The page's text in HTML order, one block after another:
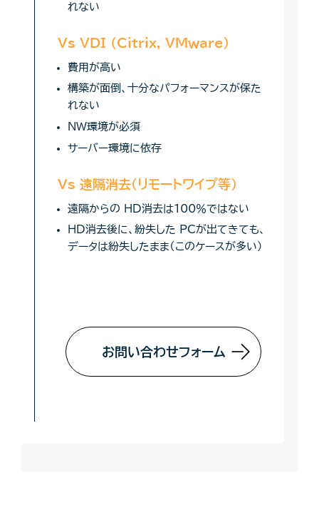
れない
Vs VDI (Citrix, VMware)
費用が高い
構築が面倒、十分なパフォーマンスが保た
れない
NW環境が必須
サーバー環境に依存
Vs 遠隔消去（リモートワイプ等）
遠隔からの HD消去は100％ではない
HD消去後に、紛失した PCが出てきても、
データは紛失したまま（このケースが多い）
お問い合わせフォーム